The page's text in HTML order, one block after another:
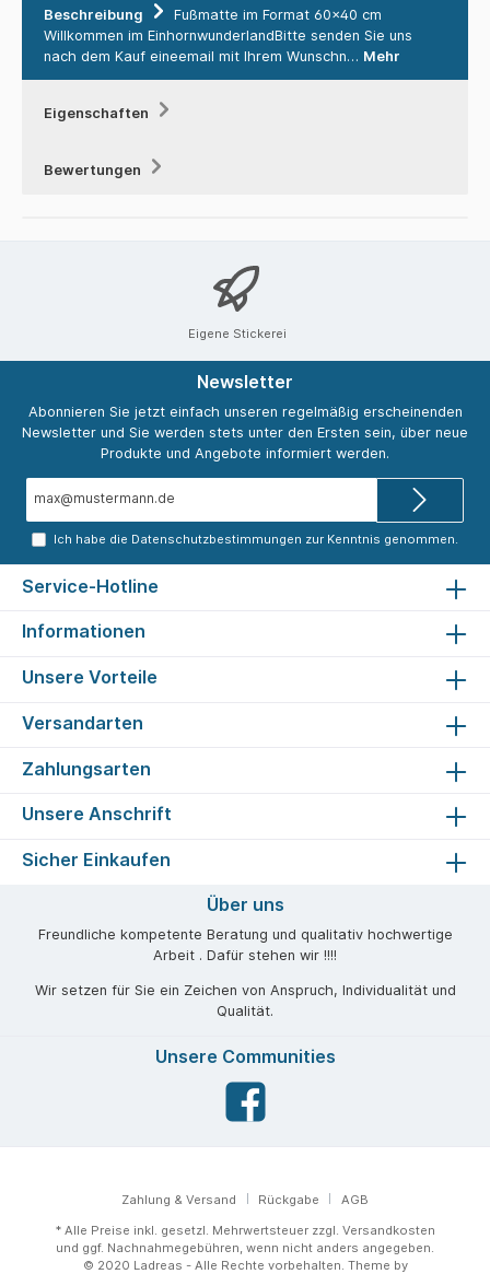
Beschreibung
Fußmatte im Format 60x40 cm
Willkommen im EinhornwunderlandBitte senden Sie uns
nach dem Kauf eineemail mit Ihrem Wunschn… Mehr
Eigenschaften
Bewertungen
Eigene Stickerei
Newsletter
Abonnieren Sie jetzt einfach unseren regelmäßig erscheinenden
Newsletter und Sie werden stets unter den Ersten sein, über neue
Produkte und Angebote informiert werden.
Adresse*
Ich habe die Datenschutzbestimmungen zur Kenntnis genommen.
Service-Hotline
Informationen
Unsere Vorteile
Versandarten
Zahlungsarten
Unsere Anschrift
Sicher Einkaufen
Über uns
Freundliche kompetente Beratung und qualitativ hochwertige
Arbeit . Dafür stehen wir !!!!
Wir setzen für Sie ein Zeichen von Anspruch, Individualität und
Qualität.
Unsere Communities
Zahlung & Versand Rückgabe AGB
* Alle Preise inkl. gesetzl. Mehrwertsteuer zzgl. Versandkosten
und ggf. Nachnahmegebühren, wenn nicht anders angegeben.
© 2020 Ladreas - Alle Rechte vorbehalten. Theme by